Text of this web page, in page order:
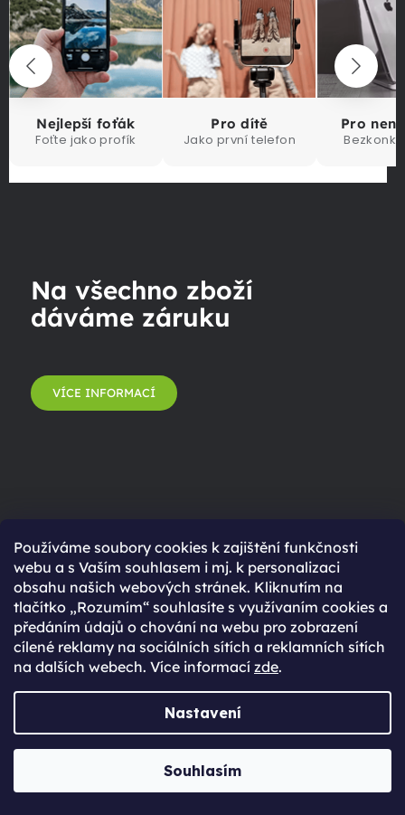
Používáme soubory cookies k zajištění funkčnosti
webu a s Vaším souhlasem i mj. k personalizaci
obsahu našich webových stránek. Kliknutím na
tlačítko „Rozumím“ souhlasíte s využívaním cookies a
předáním údajů o chování na webu pro zobrazení
cílené reklamy na sociálních sítích a reklamních sítích
na dalších webech. Více informací zde.
Nastavení
Souhlasím
Nejlepší foťák
Foťte jako profík
Pro dítě
Jako první telefon
Pro
Na všechno zboží
dáváme záruku
VÍCE INFORMACÍ
Doručujeme již do
druhého dne
ZJISTI VÍCE